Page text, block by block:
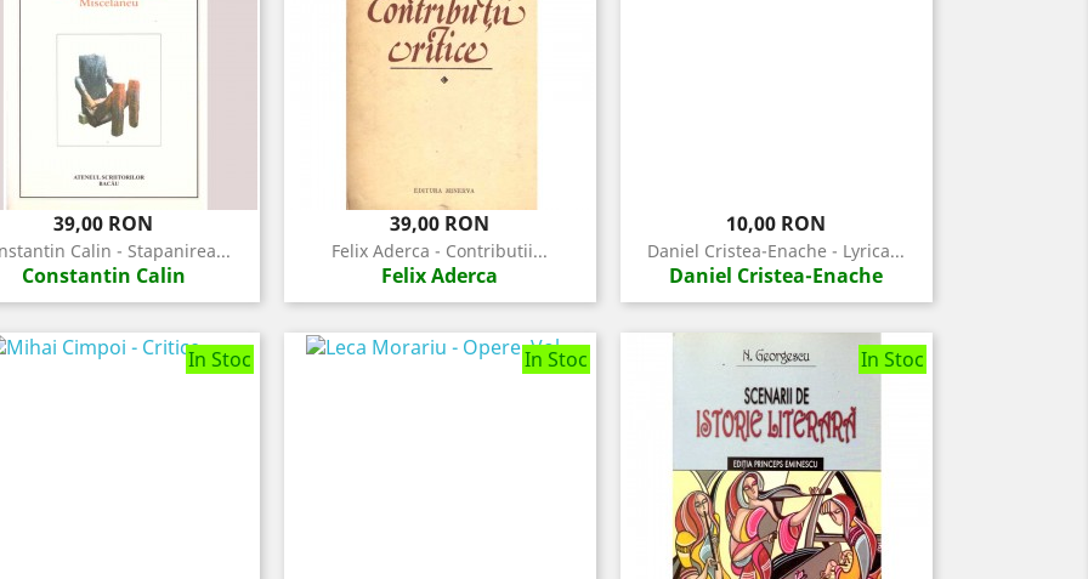
Pret
39,00 RON
Calin - Stapanirea...
Constantin Calin
Pret
39,00 RON
Felix Aderca - Contributii...
Felix Aderca
Pret
10,00 RON
Daniel Cristea-Enache - Lyrica...
Daniel Cristea-Enache
In Stoc In Stoc In Stoc